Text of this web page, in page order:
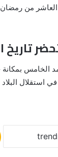
من
تاريخ
بمكانة
استقلال